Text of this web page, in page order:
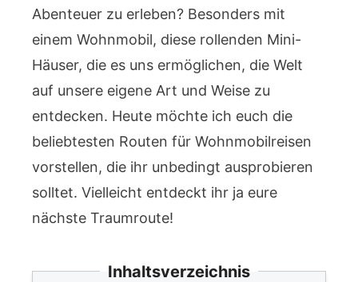
Abenteuer zu erleben? Besonders mit
einem Wohnmobil, diese rollenden Mini-
Häuser, die es uns ermöglichen, die Welt
auf unsere eigene Art und Weise zu
entdecken. Heute möchte ich euch die
beliebtesten Routen für Wohnmobilreisen
vorstellen, die ihr unbedingt ausprobieren
solltet. Vielleicht entdeckt ihr ja eure
nächste Traumroute!
Inhaltsverzeichnis